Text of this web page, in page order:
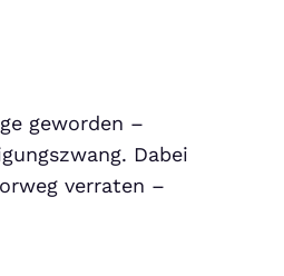
geworden –
Dabei
verraten –